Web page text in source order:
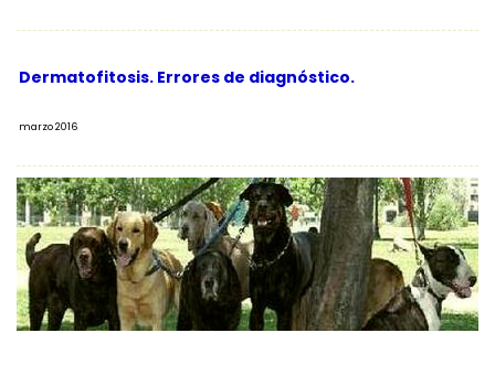
Dermatofitosis. Errores de diagnóstico.
marzo 2016